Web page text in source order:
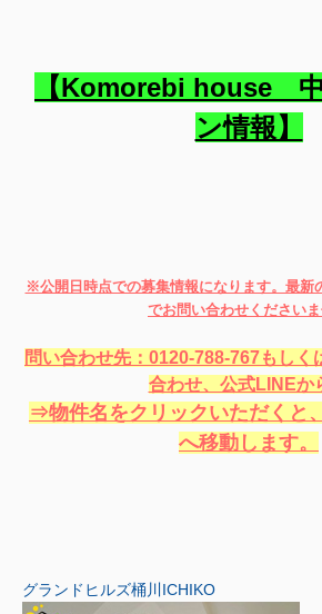
【Komorebi house
ン情報】
※公開日時点での募集情報になります。最新
でお問い合わせくださいま
問い合わせ先：0120-788-767もしく
合わせ、公式LINEか
⇒物件名をクリックいただくと
へ移動します。
グランドヒルズ桶川ICHIKO